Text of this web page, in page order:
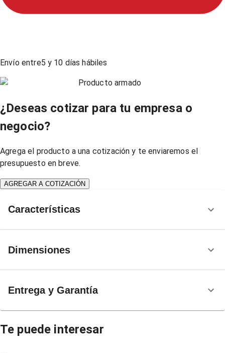
Envío entre5 y 10 días hábiles
Producto armado
¿Deseas cotizar para tu empresa o
negocio?
Agrega el producto a una cotización y te enviaremos el
presupuesto en breve.
AGREGAR A COTIZACIÓN
Características
Dimensiones
Entrega y Garantía
Te puede interesar